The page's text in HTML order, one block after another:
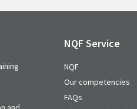
NQF Service
NQF
Our competencies
FAQs